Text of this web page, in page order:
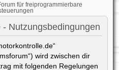
für freiprogrammierbare
Nutzungsbedingungen
wird zwischen dir
mit folgenden Regelungen